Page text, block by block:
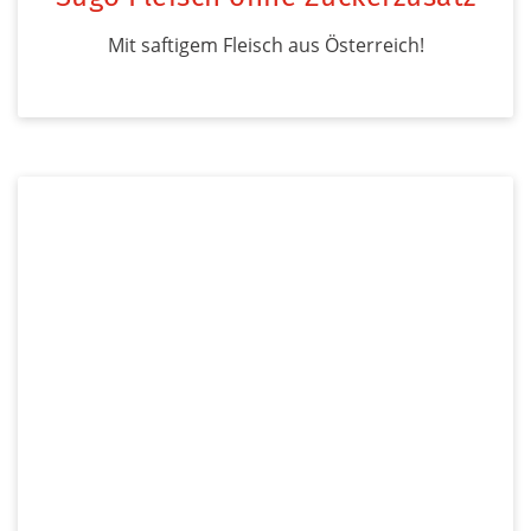
Mit saftigem Fleisch aus Österreich!